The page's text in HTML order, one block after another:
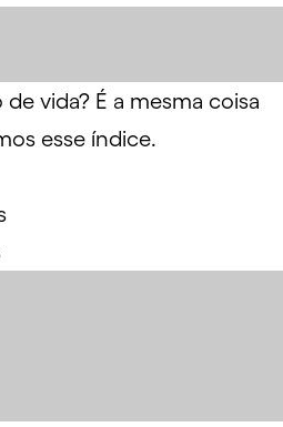
vida? É a mesma coisa
esse índice.